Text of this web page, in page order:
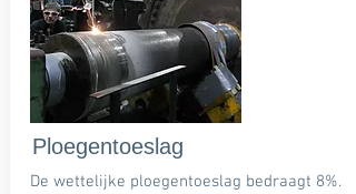
Ploegentoeslag
De wettelijke ploegentoeslag bedraagt 8%.